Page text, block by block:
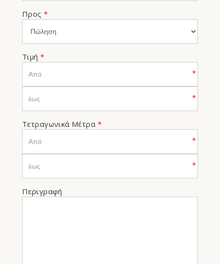
Προς *
Τιμή *
*
*
Τετραγωνικά Μέτρα *
*
*
Περιγραφή